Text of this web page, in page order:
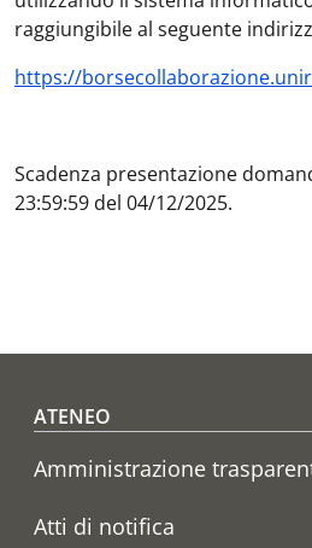
raggiungibile al seguente
https://
Scadenza presentazione
23:59:59 del 04/12/2025.
Footer menu
ATENEO
Amministrazione
Atti di notifica